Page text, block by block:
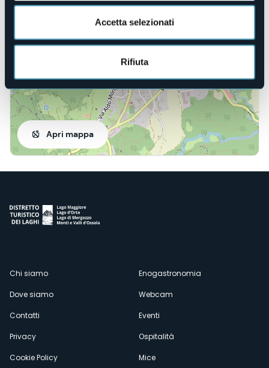
Accetta selezionati
Rifiuta
Apri mappa
Menù
secondario
Chi siamo
Dove siamo
Contatti
Privacy
Cookie Policy
Enogastronomia
Webcam
Eventi
Ospitalità
Mice